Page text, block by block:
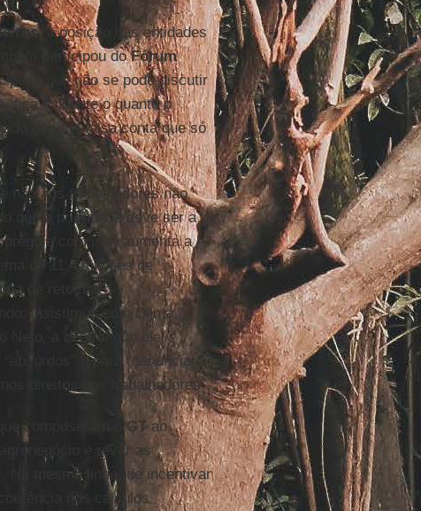
, a posição das entidades
participou doFórum
é que não se pode discutir
fica evidente o quanto o
de uma falsa conta que só
não aos trabalhadores não
que a prioridade deve ser a
e com isso aumenta a
de 11,4 milhões de
de retomar o
insistimos com Dilma,
Neto, a central que ele
e para “denunciar”
direitos dos trabalhadores”.
compuseram oGTao
e rever as
Na mesma linha, de incentivar
nos cálculos